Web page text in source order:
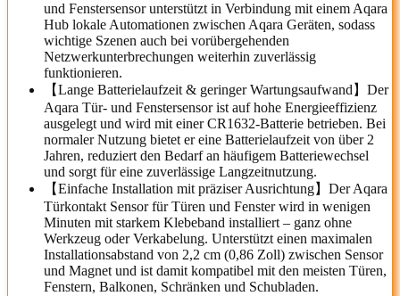
und Fenstersensor unterstützt in Verbindung mit einem Aqara
Hub lokale Automationen zwischen Aqara Geräten, sodass
wichtige Szenen auch bei vorübergehenden
Netzwerkunterbrechungen weiterhin zuverlässig
funktionieren.
【Lange Batterielaufzeit & geringer Wartungsaufwand】Der
Aqara Tür- und Fenstersensor ist auf hohe Energieeffizienz
ausgelegt und wird mit einer CR1632-Batterie betrieben. Bei
normaler Nutzung bietet er eine Batterielaufzeit von über 2
Jahren, reduziert den Bedarf an häufigem Batteriewechsel
und sorgt für eine zuverlässige Langzeitnutzung.
【Einfache Installation mit präziser Ausrichtung】Der Aqara
Türkontakt Sensor für Türen und Fenster wird in wenigen
Minuten mit starkem Klebeband installiert – ganz ohne
Werkzeug oder Verkabelung. Unterstützt einen maximalen
Installationsabstand von 2,2 cm (0,86 Zoll) zwischen Sensor
und Magnet und ist damit kompatibel mit den meisten Türen,
Fenstern, Balkonen, Schränken und Schubladen.